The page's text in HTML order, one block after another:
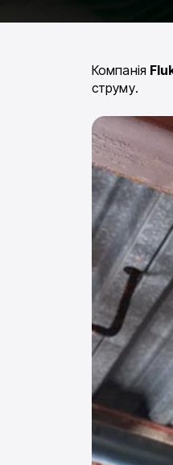
Компанія
струму.